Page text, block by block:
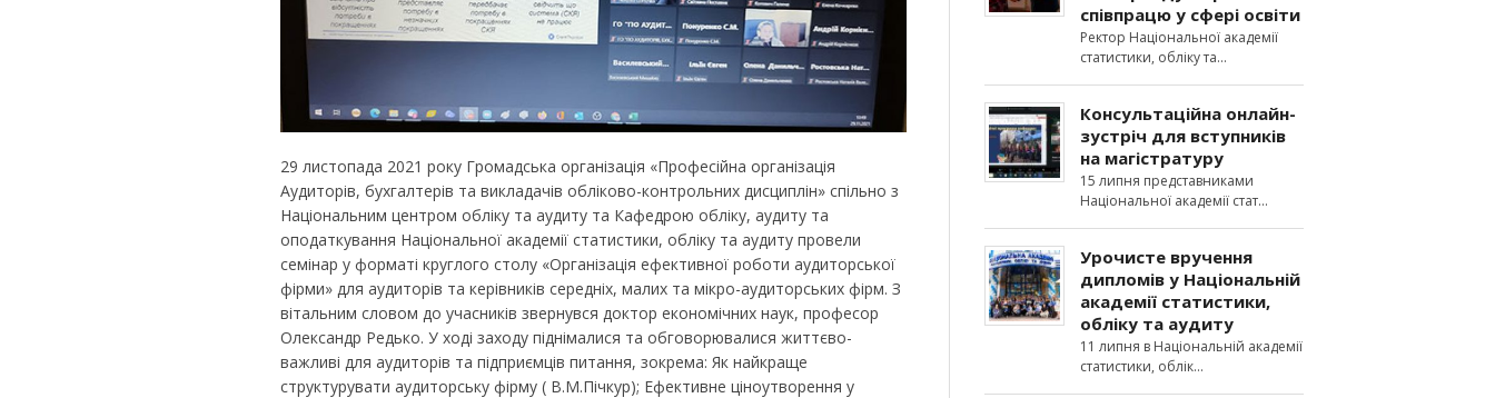
29 листопада 2021 року Громадська організація «Професійна організація
Аудиторів, бухгалтерів та викладачів обліково-контрольних дисциплін» спільно з
Національним центром обліку та аудиту та Кафедрою обліку, аудиту та
оподаткування Національної академії статистики, обліку та аудиту провели
семінар у форматі круглого столу «Організація ефективної роботи аудиторської
фірми» для аудиторів та керівників середніх, малих та мікро-аудиторських фірм. З
вітальним словом до учасників звернувся доктор економічних наук, професор
Олександр Редько. У ході заходу піднімалися та обговорювалися життєво-
важливі для аудиторів та підприємців питання, зокрема: Як найкраще
структурувати аудиторську фірму ( В.М.Пічкур); Ефективне ціноутворення у
співпрацю у сфері освіти
Ректор Національної академії
статистики, обліку та
Консультаційна онлайн-
зустріч для вступників
на магістратуру
15 липня представниками
Національної академії стат
Урочисте вручення
дипломів у Національній
академії статистики,
обліку та аудиту
11 липня в Національній академії
статистики, облік